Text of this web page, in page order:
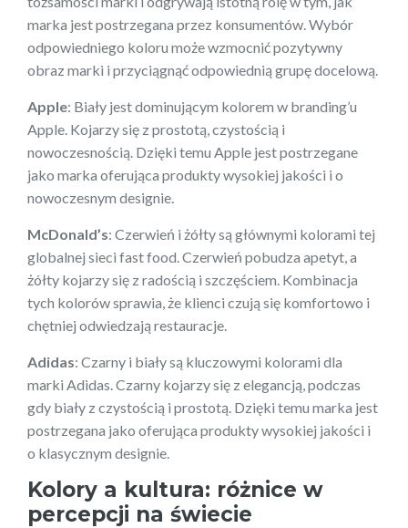
marka jest postrzegana przez konsumentów. Wybór
odpowiedniego koloru może wzmocnić pozytywny
obraz marki i przyciągnąć odpowiednią grupę docelową.
Apple: Biały jest dominującym kolorem w branding’u
Apple. Kojarzy się z prostotą, czystością i
nowoczesnością. Dzięki temu Apple jest postrzegane
jako marka oferująca produkty wysokiej jakości i o
nowoczesnym designie.
McDonald’s: Czerwień i żółty są głównymi kolorami tej
globalnej sieci fast food. Czerwień pobudza apetyt, a
żółty kojarzy się z radością i szczęściem. Kombinacja
tych kolorów sprawia, że klienci czują się komfortowo i
chętniej odwiedzają restauracje.
Adidas: Czarny i biały są kluczowymi kolorami dla
marki Adidas. Czarny kojarzy się z elegancją, podczas
gdy biały z czystością i prostotą. Dzięki temu marka jest
postrzegana jako oferująca produkty wysokiej jakości i
o klasycznym designie.
Kolory a kultura: różnice w
percepcji na świecie